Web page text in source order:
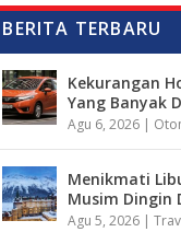
BERITA TERBARU
Kekurangan
Yang Banyak
Agu 6, 2026 |
Menikmati
Musim Dingin
Agu 5, 2026 |